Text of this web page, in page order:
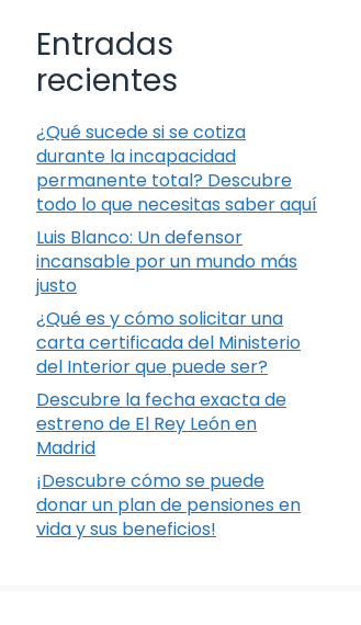
Entradas
recientes
¿Qué sucede si se cotiza
durante la incapacidad
permanente total? Descubre
todo lo que necesitas saber aquí
Luis Blanco: Un defensor
incansable por un mundo más
justo
¿Qué es y cómo solicitar una
carta certificada del Ministerio
del Interior que puede ser?
Descubre la fecha exacta de
estreno de El Rey León en
Madrid
¡Descubre cómo se puede
donar un plan de pensiones en
vida y sus beneficios!